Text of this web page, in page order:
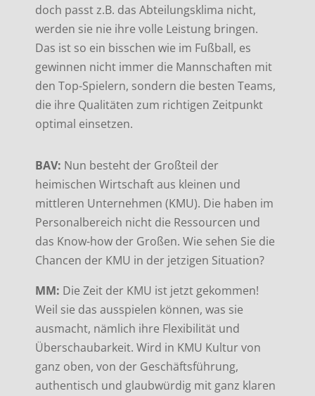
doch passt z.B. das Abteilungsklima nicht,
werden sie nie ihre volle Leistung bringen.
Das ist so ein bisschen wie im Fußball, es
gewinnen nicht immer die Mannschaften mit
den Top-Spielern, sondern die besten Teams,
die ihre Qualitäten zum richtigen Zeitpunkt
optimal einsetzen.
BAV: Nun besteht der Großteil der
heimischen Wirtschaft aus kleinen und
mittleren Unternehmen (KMU). Die haben im
Personalbereich nicht die Ressourcen und
das Know-how der Großen. Wie sehen Sie die
Chancen der KMU in der jetzigen Situation?
MM: Die Zeit der KMU ist jetzt gekommen!
Weil sie das ausspielen können, was sie
ausmacht, nämlich ihre Flexibilität und
Überschaubarkeit. Wird in KMU Kultur von
ganz oben, von der Geschäftsführung,
authentisch und glaubwürdig mit ganz klaren